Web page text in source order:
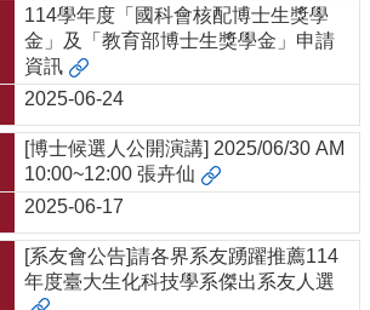
114學年度「國科會核配博士生獎學
金」及「教育部博士生獎學金」申請
資訊
2025-06-24
[博士候選人公開演講] 2025/06/30 AM
10:00~12:00 張卉仙
2025-06-17
[系友會公告]請各界系友踴躍推薦114
年度臺大生化科技學系傑出系友人選